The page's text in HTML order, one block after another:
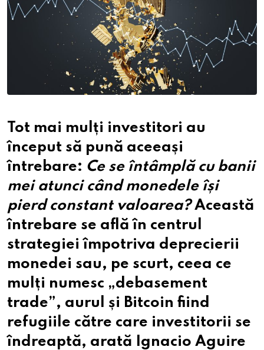
Tot mai mulți investitori au
început să pună aceeași
întrebare: Ce se întâmplă cu banii
mei atunci când monedele își
pierd constant valoarea?Această
întrebare se află în centrul
strategiei împotriva deprecierii
monedei sau, pe scurt, ceea ce
mulți numesc „debasement
trade”, aurul și Bitcoin fiind
refugiile către care investitorii se
îndreaptă, arată Ignacio Aguire